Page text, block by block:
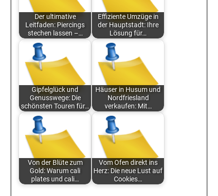
Der ultimative
Leitfaden: Piercings
stechen lassen –…
Effiziente Umzüge in
der Hauptstadt: Ihre
Lösung für…
Gipfelglück und
Genusswege: Die
schönsten Touren für…
Häuser in Husum und
Nordfriesland
verkaufen: Mit…
Von der Blüte zum
Gold: Warum cali
plates und cali…
Vom Ofen direkt ins
Herz: Die neue Lust auf
Cookies…